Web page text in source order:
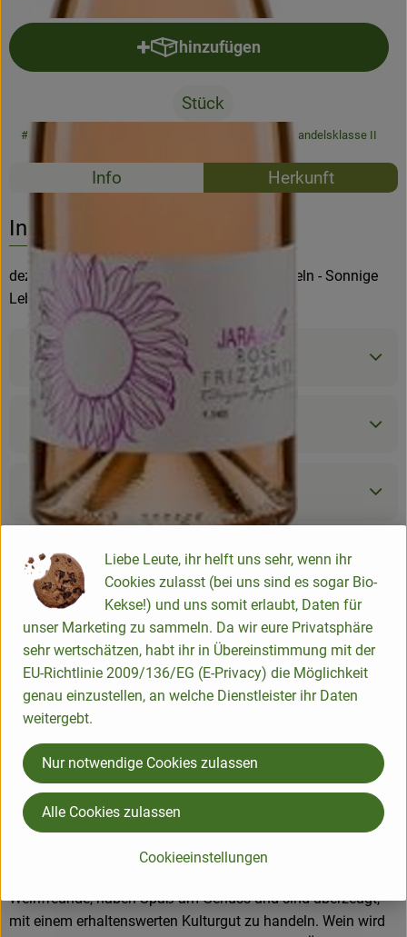
hinzufügen
Produkt zum Warenkorb
Stück
#64520 Handelsklasse II
Rezepte
Info Herkunft
Info
dezente Süße, Erdbeerfrucht und feines Prickeln - Sonnige
Lebensfreude im Glas!
Produktinformationen
Zutaten
Produktdatenblatt
Herkunft
Hersteller: Riegel Bioweine
Italien
Peter Riegel Weinimport GmbH
Weinfreunde, haben Spaß am Genuss und sind überzeugt,
mit einem erhaltenswerten Kulturgut zu handeln. Wein wird
Liebe Leute, ihr helft uns sehr, wenn ihr
Cookies zulasst (bei uns sind es sogar Bio-
Kekse!) und uns somit erlaubt, Daten für
unser Marketing zu sammeln. Da wir eure Privatsphäre
sehr wertschätzen, habt ihr in Übereinstimmung mit der
EU-Richtlinie 2009/136/EG (E-Privacy) die Möglichkeit
genau einzustellen, an welche Dienstleister ihr Daten
weitergebt.
Cookieeinstellungen
Nur notwendige Cookies zulassen
Alle Cookies zulassen